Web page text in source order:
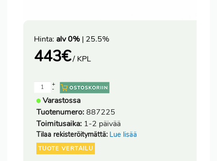
Hinta: alv 0% | 25.5%
443€/ KPL
-
+
Varastossa
Tuotenumero:887225
Toimitusaika: 1-2 päivää
Tilaa rekisteröitymättä: Lue lisää
TUOTE VERTAILU